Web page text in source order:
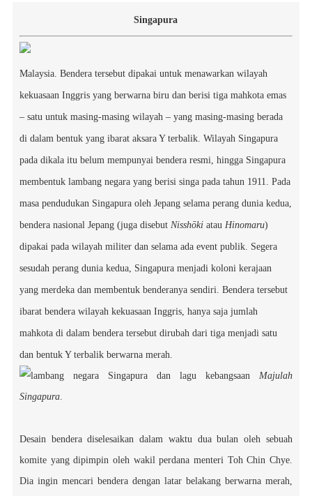
Singapura
Malaysia. Bendera tersebut dipakai untuk menawarkan wilayah
kekuasaan Inggris yang berwarna biru dan berisi tiga mahkota emas
– satu untuk masing-masing wilayah – yang masing-masing berada
di dalam bentuk yang ibarat aksara Y terbalik. Wilayah Singapura
pada dikala itu belum mempunyai bendera resmi, hingga Singapura
membentuk lambang negara yang berisi singa pada tahun 1911. Pada
masa pendudukan Singapura oleh Jepang selama perang dunia kedua,
bendera nasional Jepang (juga disebut Nisshōkiatau Hinomaru)
dipakai pada wilayah militer dan selama ada event publik. Segera
sesudah perang dunia kedua, Singapura menjadi koloni kerajaan
yang merdeka dan membentuk benderanya sendiri. Bendera tersebut
ibarat bendera wilayah kekuasaan Inggris, hanya saja jumlah
mahkota di dalam bendera tersebut dirubah dari tiga menjadi satu
dan bentuk Y terbalik berwarna merah.
lambang negara Singapuradan lagu kebangsaan Majulah
Singapura.
Desain bendera diselesaikan dalam waktu dua bulan oleh sebuah
komite yang dipimpin oleh wakil perdana menteri Toh Chin Chye.
Dia ingin mencari bendera dengan latar belakang berwarna merah,